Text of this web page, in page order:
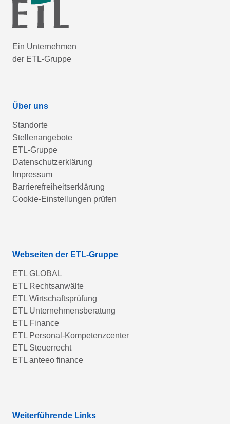
Ein Unternehmen
der ETL-Gruppe
Über uns
Standorte
Stellenangebote
ETL-Gruppe
Datenschutzerklärung
Impressum
Barrierefreiheitserklärung
Cookie-Einstellungen prüfen
Webseiten der ETL-Gruppe
ETL GLOBAL
ETL Rechtsanwälte
ETL Wirtschaftsprüfung
ETL Unternehmensberatung
ETL Finance
ETL Personal-Kompetenzcenter
ETL Steuerrecht
ETL anteeo finance
Weiterführende Links